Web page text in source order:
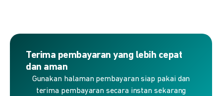
Terima pembayaran yang lebih cepat
dan aman
Gunakan halaman pembayaran siap pakai dan
terima pembayaran secara instan sekarang